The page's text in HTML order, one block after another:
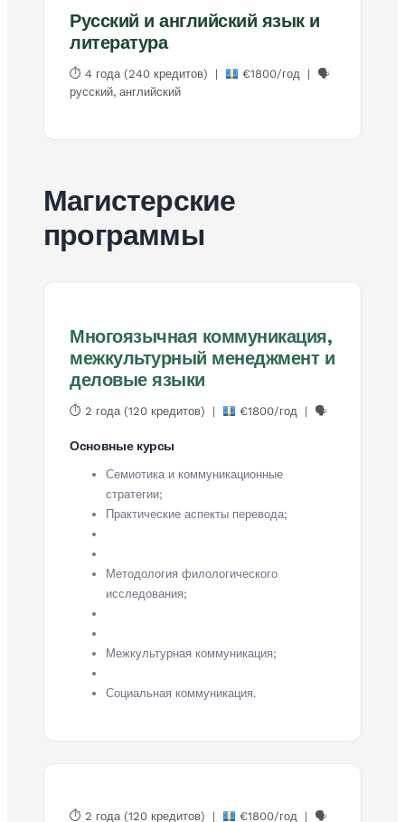
Русский и английский язык и
литература
⏱ 4 года (240 кредитов) |
€1800/год | 🗣
русский, английский
Магистерские
программы
Многоязычная коммуникация,
межкультурный менеджмент и
деловые языки
⏱ 2 года (120 кредитов) | €1800/год | 🗣
Основные курсы
Семиотика и коммуникационные
стратегии;
Практические аспекты перевода;
Методология филологического
исследования;
Межкультурная коммуникация;
Социальная коммуникация.
⏱ 2 года (120 кредитов) | €1800/год | 🗣